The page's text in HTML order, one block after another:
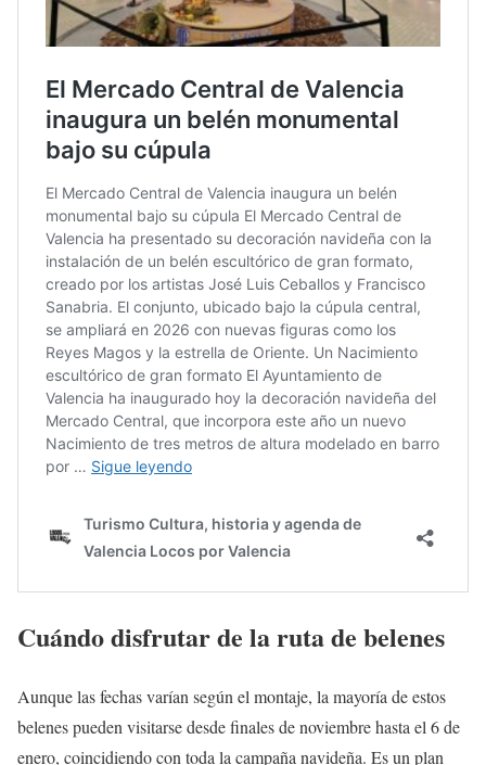
Cuándo disfrutar de la ruta de belenes
Aunque las fechas varían según el montaje, la mayoría de estos
belenes pueden visitarse desde finales de noviembre hasta el 6 de
enero, coincidiendo con toda la campaña navideña. Es un plan